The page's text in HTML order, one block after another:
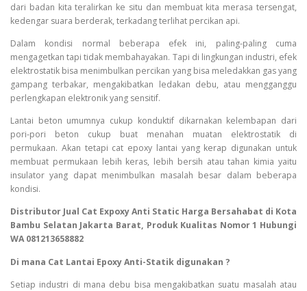
dari badan kita teralirkan ke situ dan membuat kita merasa tersengat,
kedengar suara berderak, terkadang terlihat percikan api.
Dalam kondisi normal beberapa efek ini, paling-paling cuma
mengagetkan tapi tidak membahayakan. Tapi di lingkungan industri, efek
elektrostatik bisa menimbulkan percikan yang bisa meledakkan gas yang
gampang terbakar, mengakibatkan ledakan debu, atau mengganggu
perlengkapan elektronik yang sensitif.
Lantai beton umumnya cukup konduktif dikarnakan kelembapan dari
pori-pori beton cukup buat menahan muatan elektrostatik di
permukaan. Akan tetapi cat epoxy lantai yang kerap digunakan untuk
membuat permukaan lebih keras, lebih bersih atau tahan kimia yaitu
insulator yang dapat menimbulkan masalah besar dalam beberapa
kondisi.
Distributor Jual Cat Expoxy Anti Static Harga Bersahabat di Kota
Bambu Selatan Jakarta Barat, Produk Kualitas Nomor 1 Hubungi
WA 081213658882
Di mana Cat Lantai Epoxy Anti-Statik digunakan ?
Setiap industri di mana debu bisa mengakibatkan suatu masalah atau